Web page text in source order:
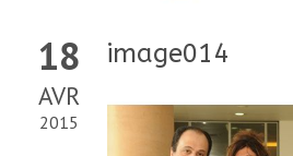
18
AVR
2015
image014